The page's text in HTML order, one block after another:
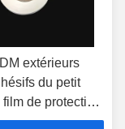
extérieurs
du petit
de protection
de 1500mm